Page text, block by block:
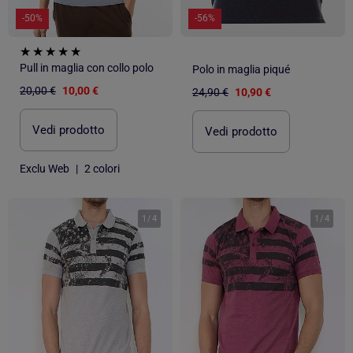
-50%
Pull in maglia con collo polo
20,00 € 10,00 €
Vedi prodotto
Exclu Web | 2 colori
-56%
Polo in maglia piqué
24,90 € 10,90 €
Vedi prodotto
1 /4 1 /4